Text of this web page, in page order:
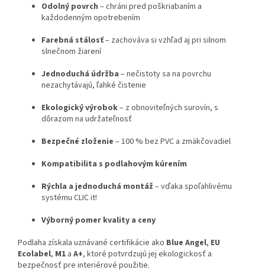
Odolný povrch – chráni pred poškriabaním a
každodenným opotrebením
Farebná stálosť– zachováva si vzhľad aj pri silnom
slnečnom žiarení
Jednoduchá údržba – nečistoty sa na povrchu
nezachytávajú, ľahké čistenie
Ekologický výrobok– z obnoviteľných surovín, s
dôrazom na udržateľnosť
Bezpečné zloženie – 100 % bez PVC a zmäkčovadiel
Kompatibilita s podlahovým kúrením
Rýchla a jednoduchá montáž – vďaka spoľahlivému
systému CLIC it!
Výborný pomer kvality a ceny
Podlaha získala uznávané certifikácie ako Blue Angel, EU
Ecolabel, M1 a A+, ktoré potvrdzujú jej ekologickosť a
bezpečnosť pre interiérové použitie.